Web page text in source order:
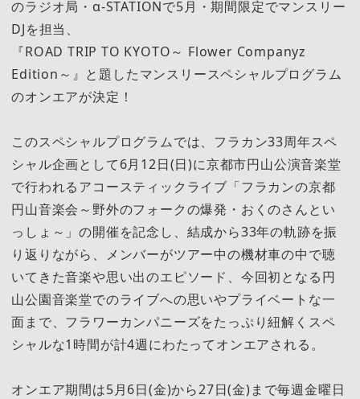
のラジオ局・α-STATIONで5月・期間限定でマンスリー
DJを担当、
『ROAD TRIP TO KYOTO～ Flower Companyz
Edition～』と題したマンスリースペシャルプログラム
のオンエアが決定！
このスペシャルプログラムでは、フラカン33周年スペ
シャル企画として6月12日(日)に京都市円山公演音楽堂
で行われるアコースティックライブ「フラカンの京都
円山音楽会～野外のフォークの爆発・おくのさんとい
っしょ～」の開催を記念し、結成から33年の軌跡を振
り返りながら、メンバーがツアー中の機材車の中で聴
いてきた音楽や思い出のエピソード、今回初となる円
山公園音楽堂でのライブへの思いやプライベートな一
面まで、フラワーカンパニーズをたっぷり紐解くスペ
シャルな1時間が計4週にわたってオンエアされる。
オンエア期間は5月6日(金)から27日(金)まで毎週金曜日